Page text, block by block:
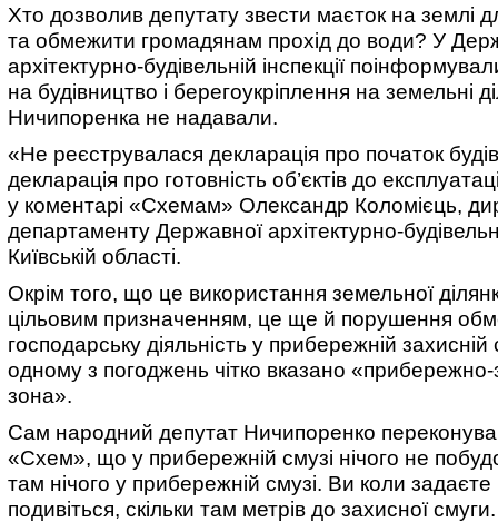
Хто дозволив депутату звести маєток на землі
та обмежити громадянам прохід до води? У
архітектурно-будівельній інспекції
на будівництво і берегоукріплення на земельні
Ничипоренка не надавали.
«Не реєструвалася декларація про початок
декларація про готовність об’єктів до
у коментарі «Схемам» Олександр Коломієць,
департаменту Державної архітектурно-
Київській області.
Окрім того, що це використання земельної
цільовим призначенням, це ще й порушення
господарську діяльність у прибережній захисній
одному з погоджень чітко вказано
зона».
Сам народний депутат Ничипоренко
«Схем», що у прибережній смузі нічого не
там нічого у прибережній смузі. Ви коли
подивіться, скільки там метрів до захисної